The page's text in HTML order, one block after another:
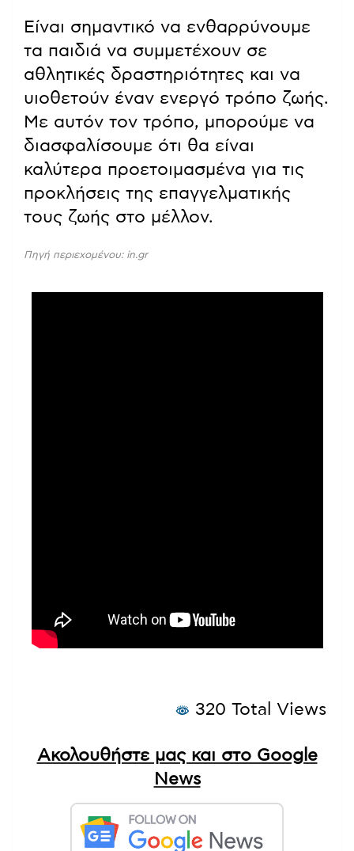
Είναι σημαντικό να ενθαρρύνουμε
τα παιδιά να συμμετέχουν σε
αθλητικές δραστηριότητες και να
υιοθετούν έναν ενεργό τρόπο ζωής.
Με αυτόν τον τρόπο, μπορούμε να
διασφαλίσουμε ότι θα είναι
καλύτερα προετοιμασμένα για τις
προκλήσεις της επαγγελματικής
τους ζωής στο μέλλον.
Πηγή περιεχομένου: in.gr
320 Total Views
Ακολουθήστε μας και στο Google
News